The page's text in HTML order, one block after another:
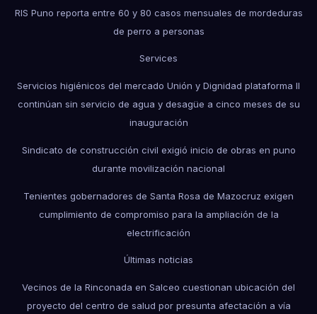
RIS Puno reporta entre 60 y 80 casos mensuales de mordeduras
de perro a personas
Services
Servicios higiénicos del mercado Unión y Dignidad plataforma II
continúan sin servicio de agua y desagüe a cinco meses de su
inauguración
Sindicato de construcción civil exigió inicio de obras en puno
durante movilización nacional
Tenientes gobernadores de Santa Rosa de Mazocruz exigen
cumplimiento de compromiso para la ampliación de la
electrificación
Últimas noticias
Vecinos de la Rinconada en Salceo cuestionan ubicación del
proyecto del centro de salud por presunta afectación a vía